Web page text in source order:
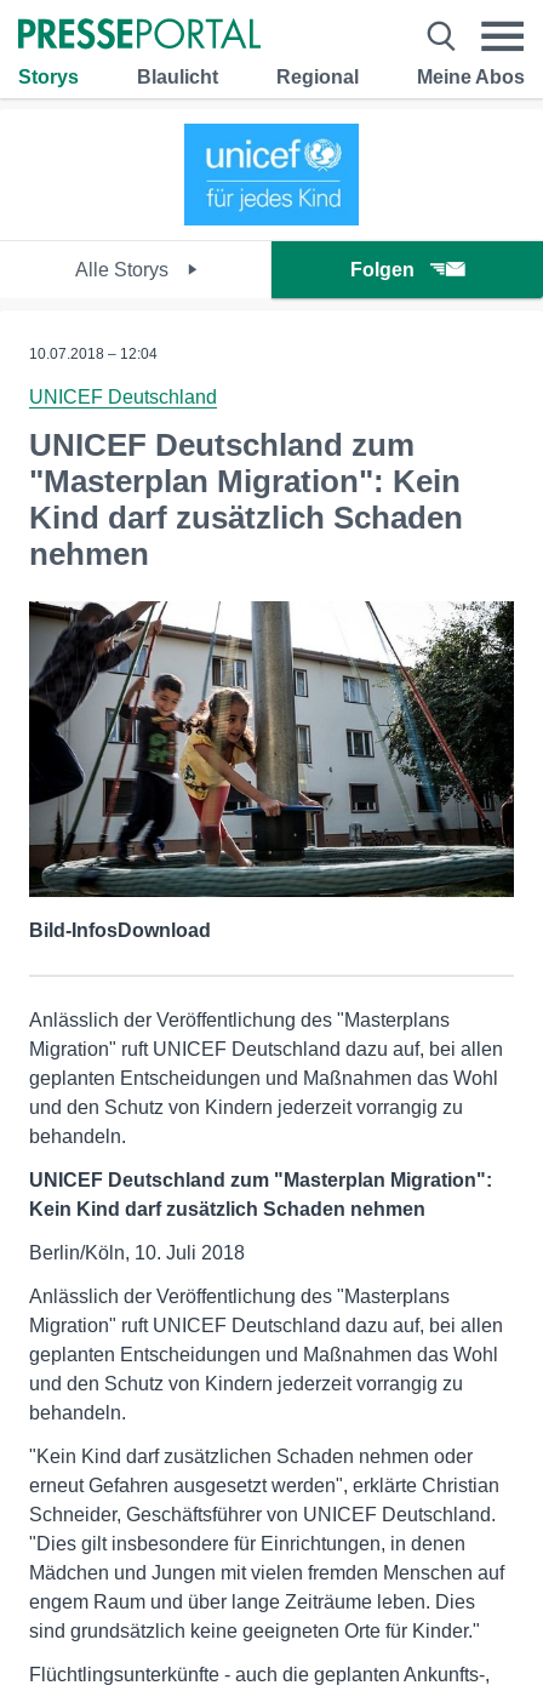
Storys Blaulicht Regional Meine Abos
Alle Storys Folgen
10.07.2018 – 12:04
UNICEF Deutschland
UNICEF Deutschland zum
"Masterplan Migration": Kein
Kind darf zusätzlich Schaden
nehmen
Bild-InfosDownload
Anlässlich der Veröffentlichung des "Masterplans
Migration" ruft UNICEF Deutschland dazu auf, bei allen
geplanten Entscheidungen und Maßnahmen das Wohl
und den Schutz von Kindern jederzeit vorrangig zu
behandeln.
UNICEF Deutschland zum "Masterplan Migration":
Kein Kind darf zusätzlich Schaden nehmen
Berlin/Köln, 10. Juli 2018
Anlässlich der Veröffentlichung des "Masterplans
Migration" ruft UNICEF Deutschland dazu auf, bei allen
geplanten Entscheidungen und Maßnahmen das Wohl
und den Schutz von Kindern jederzeit vorrangig zu
behandeln.
"Kein Kind darf zusätzlichen Schaden nehmen oder
erneut Gefahren ausgesetzt werden", erklärte Christian
Schneider, Geschäftsführer von UNICEF Deutschland.
"Dies gilt insbesondere für Einrichtungen, in denen
Mädchen und Jungen mit vielen fremden Menschen auf
engem Raum und über lange Zeiträume leben. Dies
sind grundsätzlich keine geeigneten Orte für Kinder."
Flüchtlingsunterkünfte - auch die geplanten Ankunfts-,